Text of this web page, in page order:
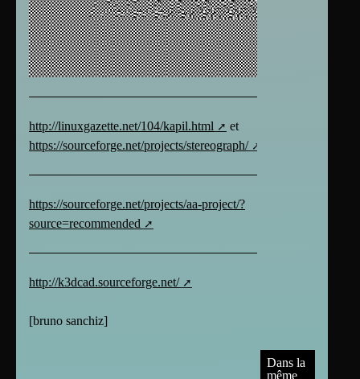
http://linuxgazette.net/104/kapil.html
et
https://sourceforge.net/projects/stereograph/
https://sourceforge.net/projects/aa-project/?
source=recommended
http://k3dcad.sourceforge.net/
[bruno sanchiz]
Dans la
même